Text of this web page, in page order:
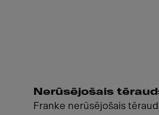
Nerūsējošais
Franke nerūsējošais